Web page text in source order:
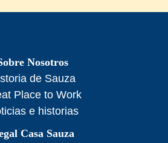
Nosotros
de Sauza
Place to Work
e historias
Casa Sauza